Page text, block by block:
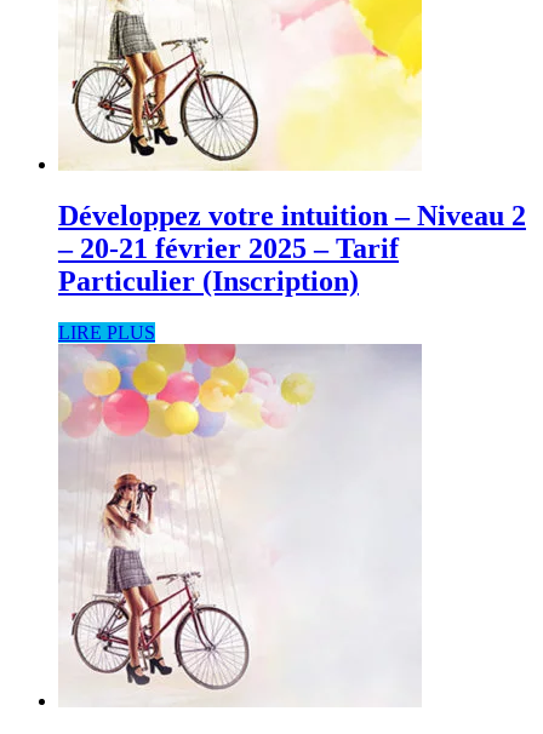
Développez votre intuition – Niveau 2
– 20-21 février 2025 – Tarif
Particulier (Inscription)
LIRE PLUS